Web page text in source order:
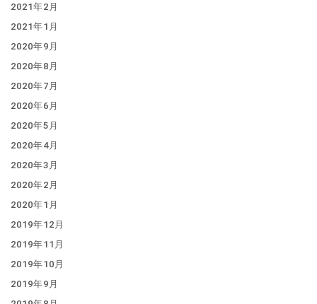
2021年2月
2021年1月
2020年9月
2020年8月
2020年7月
2020年6月
2020年5月
2020年4月
2020年3月
2020年2月
2020年1月
2019年12月
2019年11月
2019年10月
2019年9月